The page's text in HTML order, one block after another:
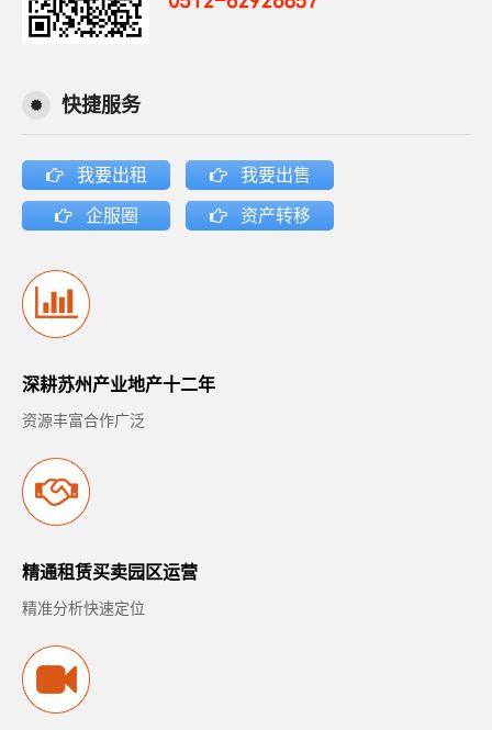
快捷服务
我要出租 我要出售
企服圈 资产转移
深耕苏州产业地产十二年
资源丰富合作广泛
精通租赁买卖园区运营
精准分析快速定位